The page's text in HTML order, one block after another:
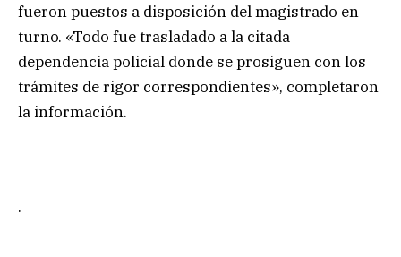
fueron puestos a disposición del magistrado en
turno. «Todo fue trasladado a la citada
dependencia policial donde se prosiguen con los
trámites de rigor correspondientes», completaron
la información.
.